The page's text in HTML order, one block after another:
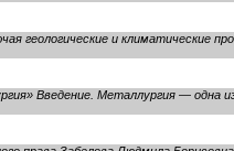
геологические и климатические
Введение. Металлургия — одна